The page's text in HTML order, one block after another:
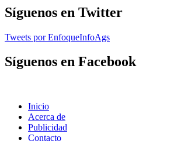
Síguenos en Twitter
Tweets por EnfoqueInfoAgs
Síguenos en Facebook
Inicio
Acerca de
Publicidad
Contacto